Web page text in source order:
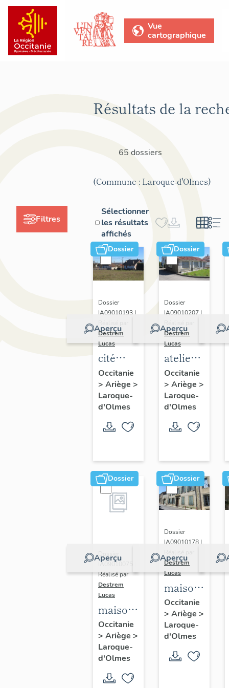
Vue
cartographique
Filtres
Résultats de la
65 dossiers
(Commune : Laroque-d'Olmes)
Sélectionner
les résultats
affichés
Dossier
Aperçu
Dossier
IA09010193 |
Destrem
Lucas
cité
ouvrière
Ricalens
Occitanie
> Ariège >
Laroque-
d'Olmes
Dossier
Aperçu
Dossier
IA09010207 |
Destrem
Lucas
ateliers
d'artisans-
tisserands
de
d'Olmes
Occitanie
> Ariège >
Laroque-
d'Olmes
Dossier
Aperçu
IA09010075 |
Réalisé par
Destrem
Lucas
maison
du
boulanger
Marius
Occitanie
> Ariège >
Laroque-
d'Olmes
Dossier
Aperçu
Dossier
IA09010178 |
Destrem
Lucas
maison
de
l'industriel
Maurel
Occitanie
> Ariège >
Laroque-
d'Olmes